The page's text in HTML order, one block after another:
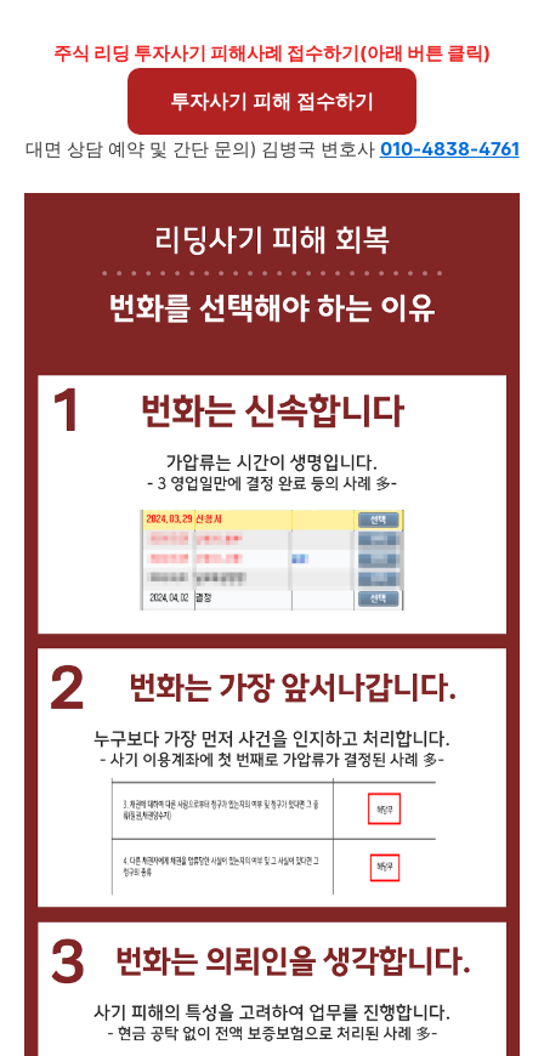
주식 리딩 투자사기 피해사례 접수하기(아래 버튼 클릭)
투자사기 피해 접수하기
대면 상담 예약 및 간단 문의) 김병국 변호사 010-4838-4761